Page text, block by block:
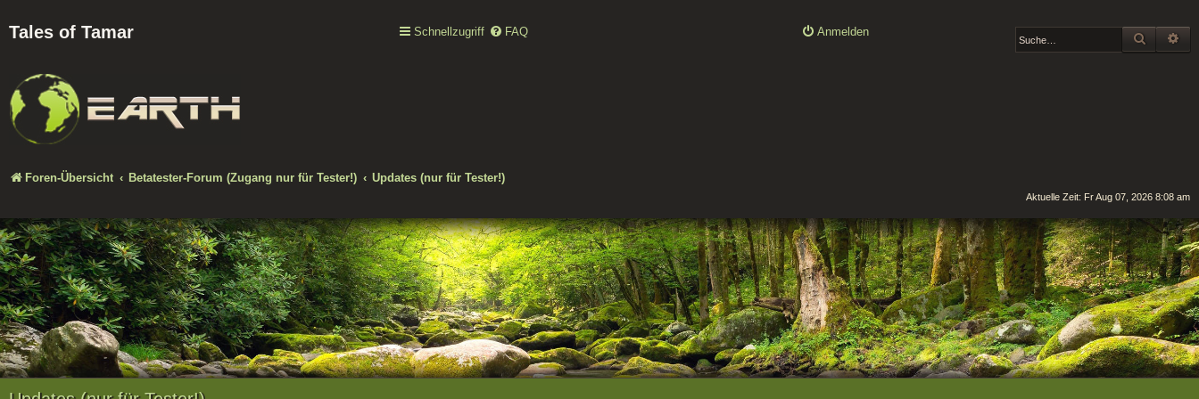
Tales of Tamar Schnellzugriff FAQ Anmelden SUCHE
Foren-Übersicht Betatester-Forum (Zugang nur für Tester!) Updates (nur für Tester!)
Aktuelle Zeit: Fr Aug 07, 2026 8:08 am